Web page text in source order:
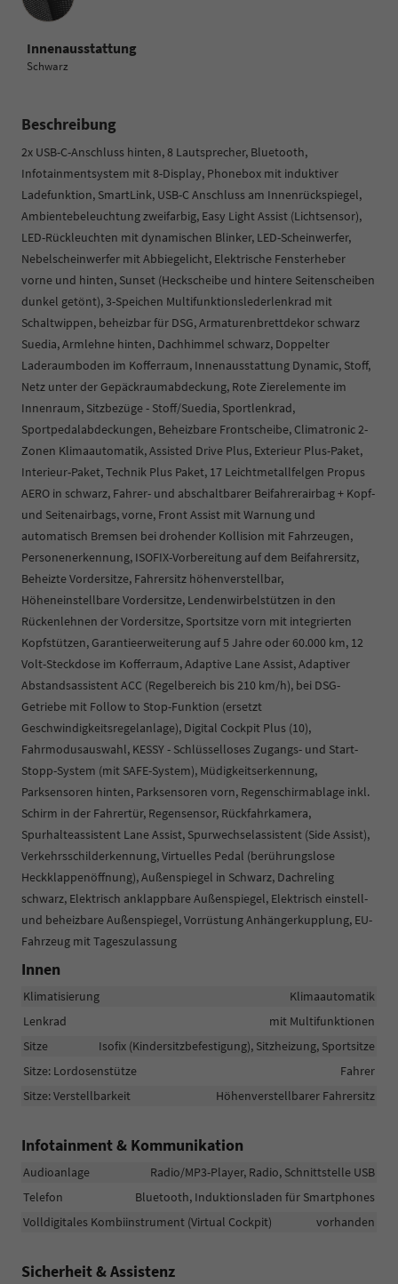
Innenausstattung
Schwarz
Beschreibung
2x USB-C-Anschluss hinten, 8 Lautsprecher, Bluetooth,
Infotainmentsystem mit 8-Display, Phonebox mit induktiver
Ladefunktion, SmartLink, USB-C Anschluss am Innenrückspiegel,
Ambientebeleuchtung zweifarbig, Easy Light Assist (Lichtsensor),
LED-Rückleuchten mit dynamischen Blinker, LED-Scheinwerfer,
Nebelscheinwerfer mit Abbiegelicht, Elektrische Fensterheber
vorne und hinten, Sunset (Heckscheibe und hintere Seitenscheiben
dunkel getönt), 3-Speichen Multifunktionslederlenkrad mit
Schaltwippen, beheizbar für DSG, Armaturenbrettdekor schwarz
Suedia, Armlehne hinten, Dachhimmel schwarz, Doppelter
Laderaumboden im Kofferraum, Innenausstattung Dynamic, Stoff,
Netz unter der Gepäckraumabdeckung, Rote Zierelemente im
Innenraum, Sitzbezüge - Stoff/Suedia, Sportlenkrad,
Sportpedalabdeckungen, Beheizbare Frontscheibe, Climatronic 2-
Zonen Klimaautomatik, Assisted Drive Plus, Exterieur Plus-Paket,
Interieur-Paket, Technik Plus Paket, 17 Leichtmetallfelgen Propus
AERO in schwarz, Fahrer- und abschaltbarer Beifahrerairbag + Kopf-
und Seitenairbags, vorne, Front Assist mit Warnung und
automatisch Bremsen bei drohender Kollision mit Fahrzeugen,
Personenerkennung, ISOFIX-Vorbereitung auf dem Beifahrersitz,
Beheizte Vordersitze, Fahrersitz höhenverstellbar,
Höheneinstellbare Vordersitze, Lendenwirbelstützen in den
Rückenlehnen der Vordersitze, Sportsitze vorn mit integrierten
Kopfstützen, Garantieerweiterung auf 5 Jahre oder 60.000 km, 12
Volt-Steckdose im Kofferraum, Adaptive Lane Assist, Adaptiver
Abstandsassistent ACC (Regelbereich bis 210 km/h), bei DSG-
Getriebe mit Follow to Stop-Funktion (ersetzt
Geschwindigkeitsregelanlage), Digital Cockpit Plus (10),
Fahrmodusauswahl, KESSY - Schlüsselloses Zugangs- und Start-
Stopp-System (mit SAFE-System), Müdigkeitserkennung,
Parksensoren hinten, Parksensoren vorn, Regenschirmablage inkl.
Schirm in der Fahrertür, Regensensor, Rückfahrkamera,
Spurhalteassistent Lane Assist, Spurwechselassistent (Side Assist),
Verkehrsschilderkennung, Virtuelles Pedal (berührungslose
Heckklappenöffnung), Außenspiegel in Schwarz, Dachreling
schwarz, Elektrisch anklappbare Außenspiegel, Elektrisch einstell-
und beheizbare Außenspiegel, Vorrüstung Anhängerkupplung, EU-
Fahrzeug mit Tageszulassung
Innen
Klimatisierung
Klimaautomatik
Lenkrad
mit Multifunktionen
Sitze
Isofix (Kindersitzbefestigung), Sitzheizung, Sportsitze
Sitze: Lordosenstütze
Fahrer
Sitze: Verstellbarkeit
Höhenverstellbarer Fahrersitz
Infotainment & Kommunikation
Audioanlage
Radio/MP3-Player, Radio, Schnittstelle USB
Telefon
Bluetooth, Induktionsladen für Smartphones
Volldigitales Kombiinstrument (Virtual Cockpit)
vorhanden
Sicherheit & Assistenz